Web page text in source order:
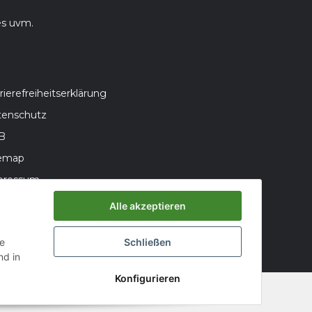
uvm.
in
Alle akzeptieren
Schließen
Konfigurieren